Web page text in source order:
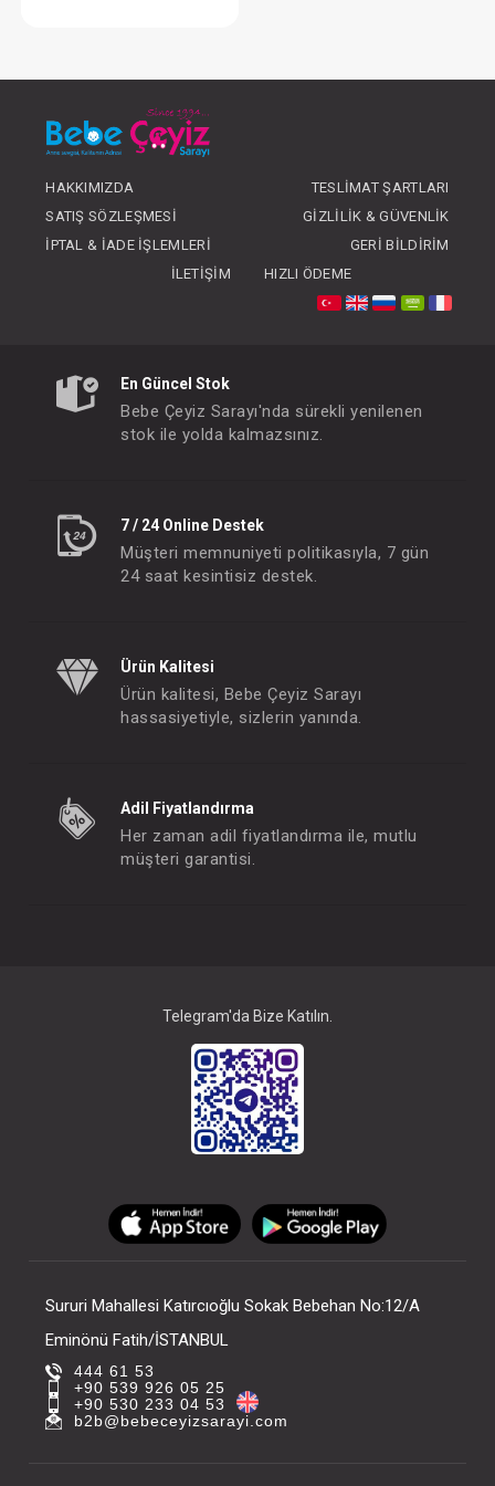
OLUNUZ
HAKKIMIZDA
TESLIMAT ŞARTLARI
SATIŞ SÖZLEŞMESI
GIZLILIK & GÜVENLIK
İPTAL & İADE İŞLEMLERI
GERI BILDIRIM
İLETIŞIM
HIZLI ÖDEME
En Güncel Stok
Bebe Çeyiz Sarayı'nda sürekli yenilenen
stok ile yolda kalmazsınız.
7 / 24 Online Destek
Müşteri memnuniyeti politikasıyla, 7 gün
24 saat kesintisiz destek.
Ürün Kalitesi
Ürün kalitesi, Bebe Çeyiz Sarayı
hassasiyetiyle, sizlerin yanında.
Adil Fiyatlandırma
Her zaman adil fiyatlandırma ile, mutlu
müşteri garantisi.
Telegram'da Bize Katılın.
Sururi Mahallesi Katırcıoğlu Sokak Bebehan No:12/A
Eminönü Fatih/İSTANBUL
444 61 53
+90 539 926 05 25
+90 530 233 04 53
b2b@bebeceyizsarayi.com